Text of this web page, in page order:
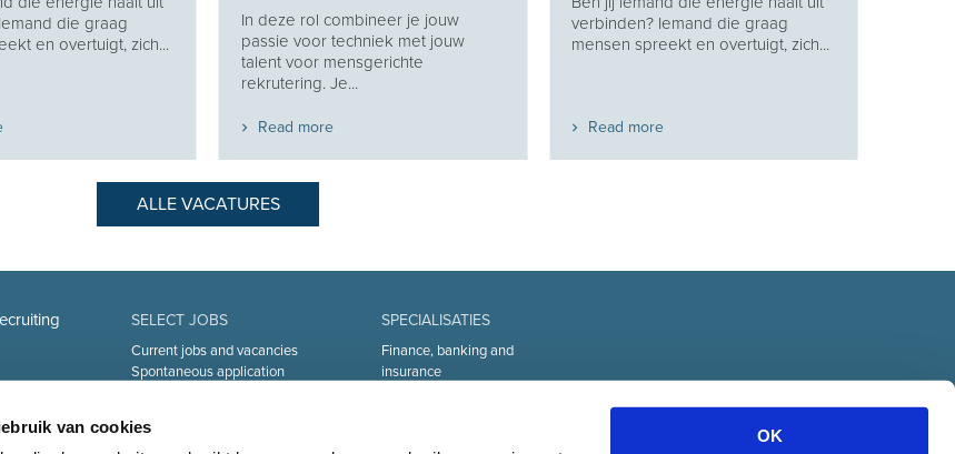
van cookies
OK
die graag
en overtuigt, zich...
In deze rol combineer je jouw
passie voor techniek met jouw
talent voor mensgerichte
rekrutering. Je...
Read more
verbinden? Iemand die graag
mensen spreekt en overtuigt, zich...
Read more
ALLE VACATURES
SELECT JOBS
Current jobs and vacancies
Spontaneous application
SPECIALISATIES
Finance, banking and
insurance